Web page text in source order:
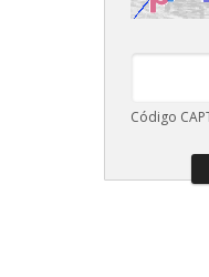
Código